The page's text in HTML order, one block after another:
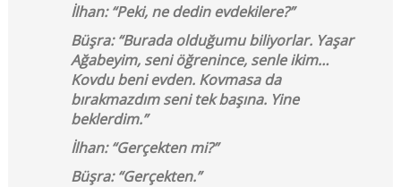
İlhan: “Peki, ne dedin evdekilere?”
Büşra: “Burada olduğumu biliyorlar. Yaşar
Ağabeyim, seni öğrenince, senle ikim…
Kovdu beni evden. Kovmasa da
bırakmazdım seni tek başına. Yine
beklerdim.”
İlhan: “Gerçekten mi?”
Büşra: “Gerçekten.”